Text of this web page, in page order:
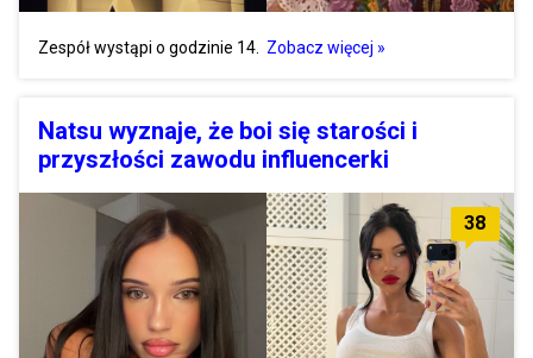
Zespół wystąpi o godzinie 14. Zobacz więcej »
Natsu wyznaje, że boi się starości i
przyszłości zawodu influencerki
38